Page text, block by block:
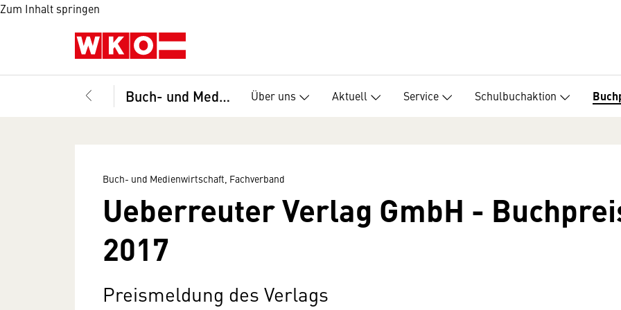
Zum Inhalt springen
Buch- und Medienwirtschaft, Fachverband Über uns Aktuell Service Schulbuchaktion
Buch- und Medienwirtschaft, Fachverband
Ueberreuter Verlag GmbH -
2017
Preismeldung des Verlags